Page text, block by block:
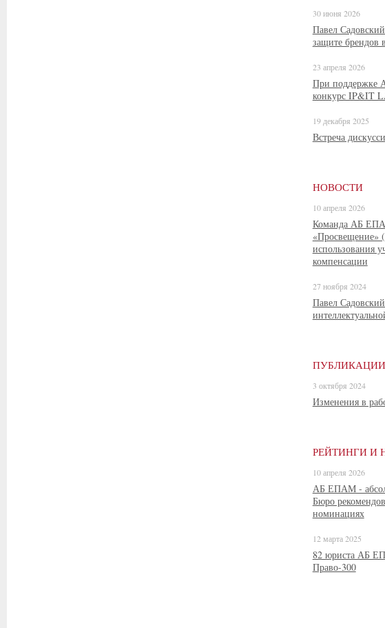
30 июня 2026
Павел
защите брендов
23 апреля 2026
При поддержке
конкурс IP&IT
19 декабря 2025
Встреча
НОВОСТИ
10 апреля 2026
Команда АБ
«Просвещение»
использования
компенсации
27 ноября 2024
Павел
ПУБЛИКАЦИИ
3 октября 2024
Изменения в
РЕЙТИНГИ И
10 апреля 2026
АБ ЕПАМ -
Бюро
номинациях
12 марта 2025
82 юриста АБ
Право-300